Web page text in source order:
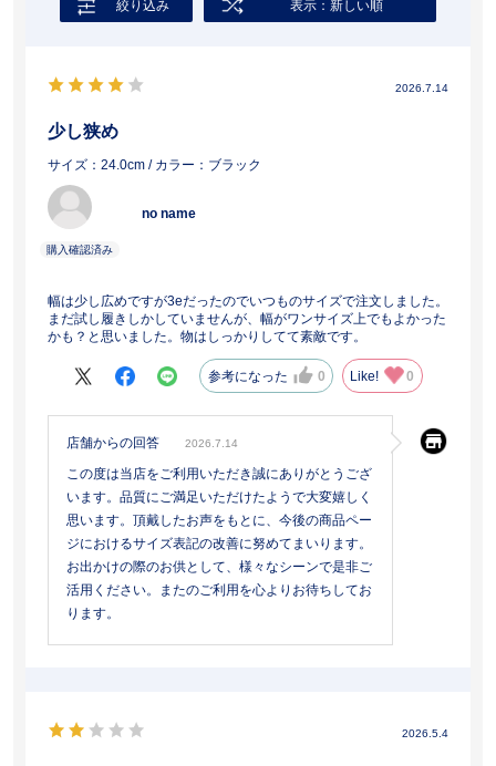
絞り込み 表示：新しい順
2026.7.14
少し狭め
サイズ：24.0cm / カラー：ブラック
no name
幅は少し広めですが3eだったのでいつものサイズで注文しました。
まだ試し履きしかしていませんが、幅がワンサイズ上でもよかった
かも？と思いました。物はしっかりしてて素敵です。
参考になった 0 Like! 0
店舗からの回答 2026.7.14
この度は当店をご利用いただき誠にありがとうござ
います。品質にご満足いただけたようで大変嬉しく
思います。頂戴したお声をもとに、今後の商品ペー
ジにおけるサイズ表記の改善に努めてまいります。
お出かけの際のお供として、様々なシーンで是非ご
活用ください。またのご利用を心よりお待ちしてお
ります。
2026.5.4